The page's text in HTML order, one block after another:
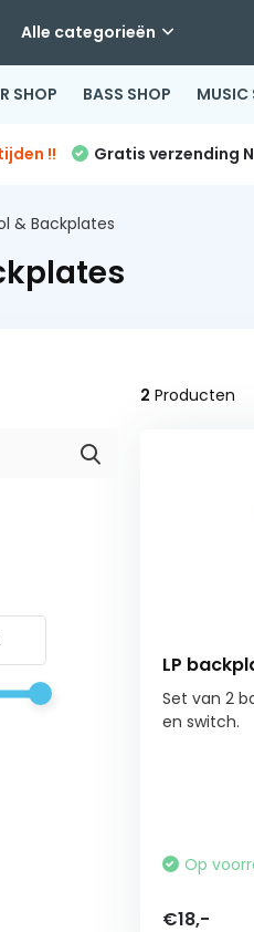
Alle categorieën
SHOP BASS SHOP MUSIC
!! Gratis verzending
& Backplates
2 Producten
LP
Set van 2
en switch.
Op
€18,-